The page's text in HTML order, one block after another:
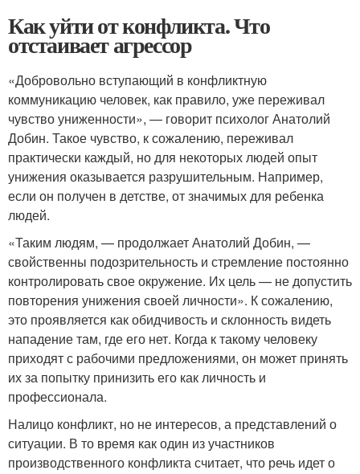
Как уйти от конфликта. Что
отстаивает агрессор
«Добровольно вступающий в конфликтную
коммуникацию человек, как правило, уже переживал
чувство униженности», — говорит психолог Анатолий
Добин. Такое чувство, к сожалению, переживал
практически каждый, но для некоторых людей опыт
унижения оказывается разрушительным. Например,
если он получен в детстве, от значимых для ребенка
людей.
«Таким людям, — продолжает Анатолий Добин, —
свойственны подозрительность и стремление постоянно
контролировать свое окружение. Их цель — не допустить
повторения унижения своей личности». К сожалению,
это проявляется как обидчивость и склонность видеть
нападение там, где его нет. Когда к такому человеку
приходят с рабочими предложениями, он может принять
их за попытку принизить его как личность и
профессионала.
Налицо конфликт, но не интересов, а представлений о
ситуации. В то время как один из участников
производственного конфликта считает, что речь идет о